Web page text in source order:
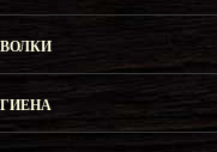
ВОЛКИ
ГИЕНА